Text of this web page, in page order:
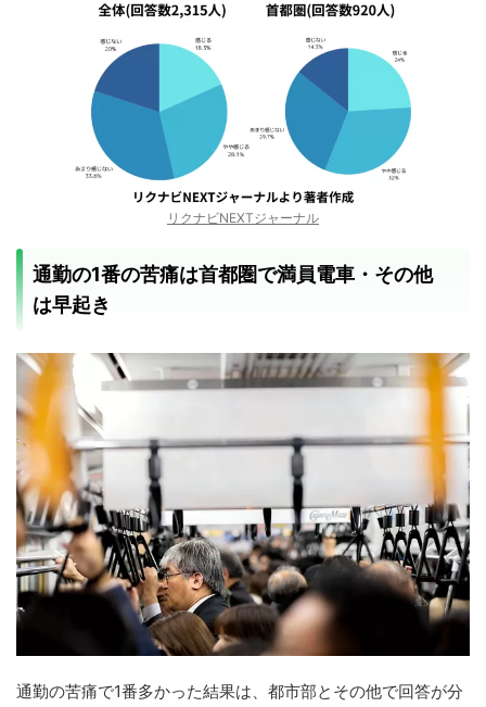
リクナビNEXTジャーナル
通勤の1番の苦痛は首都圏で満員電車・その他
は早起き
通勤の苦痛で1番多かった結果は、都市部とその他で回答が分